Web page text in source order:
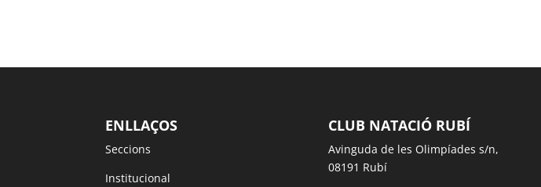
ENLLAÇOS
Seccions
Institucional
CLUB NATACIÓ RUBÍ
Avinguda de les Olimpíades s/n,
08191 Rubí